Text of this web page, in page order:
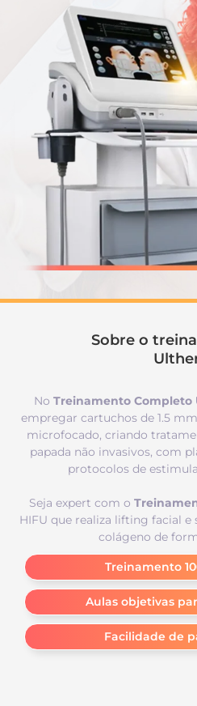
Sobre o
No Treinamento Completo
empregar cartuchos de 1.5
microfocado, criando
papada não invasivos, com
protocolos de
Seja expert com o
HIFU que realiza lifting facial
colágeno de
Treinamento
Aulas objetivas
Facilidade de